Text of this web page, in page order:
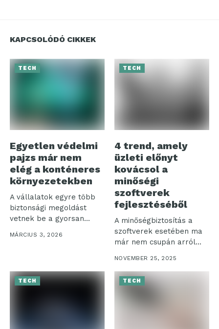
KAPCSOLÓDÓ CIKKEK
TECH
Egyetlen védelmi
pajzs már nem
elég a konténeres
környezetekben
A vállalatok egyre több
biztonsági megoldást
vetnek be a gyorsan
változó
kiberfenyegetések...
MÁRCIUS 3, 2026
TECH
4 trend, amely
üzleti előnyt
kovácsol a
minőségi
szoftverek
fejlesztéséből
A minőségbiztosítás a
szoftverek esetében ma
már nem csupán arról
NOVEMBER 25, 2025
TECH TECH